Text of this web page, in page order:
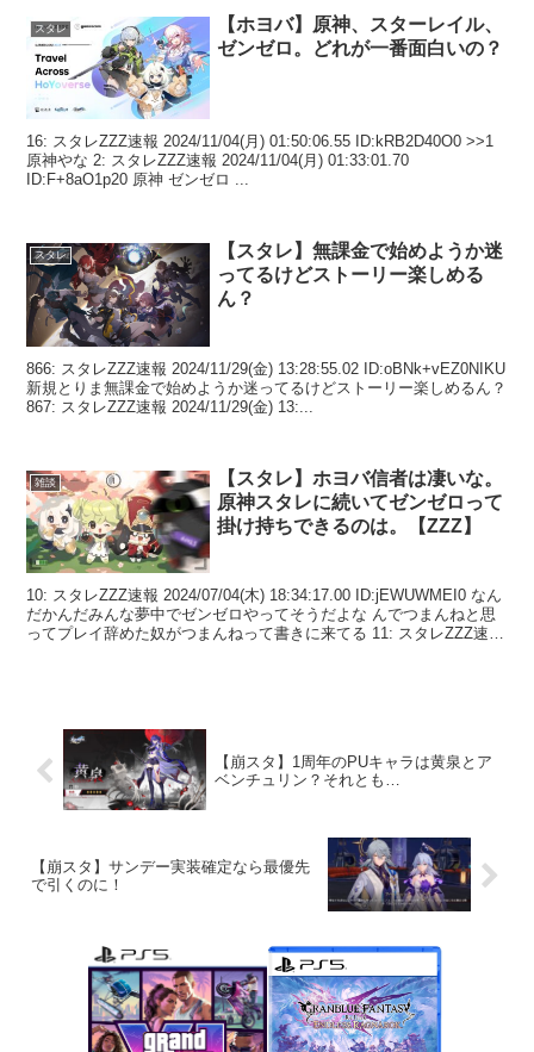
スタレ
【ホヨバ】原神、スターレイル、
ゼンゼロ。どれが一番面白いの？
16: スタレZZZ速報 2024/11/04(月) 01:50:06.55 ID:kRB2D40O0 >>1
原神やな 2: スタレZZZ速報 2024/11/04(月) 01:33:01.70
ID:F+8aO1p20 原神 ゼンゼロ ...
スタレ
【スタレ】無課金で始めようか迷
ってるけどストーリー楽しめる
ん？
866: スタレZZZ速報 2024/11/29(金) 13:28:55.02 ID:oBNk+vEZ0NIKU
新規とりま無課金で始めようか迷ってるけどストーリー楽しめるん？
867: スタレZZZ速報 2024/11/29(金) 13:...
雑談
【スタレ】ホヨバ信者は凄いな。
原神スタレに続いてゼンゼロって
掛け持ちできるのは。【ZZZ】
10: スタレZZZ速報 2024/07/04(木) 18:34:17.00 ID:jEWUWMEI0 なん
だかんだみんな夢中でゼンゼロやってそうだよな んでつまんねと思
ってプレイ辞めた奴がつまんねって書きに来てる 11: スタレZZZ速
【崩スタ】1周年のPUキャラは黄泉とア
ベンチュリン？それとも…
【崩スタ】サンデー実装確定なら最優先
で引くのに！